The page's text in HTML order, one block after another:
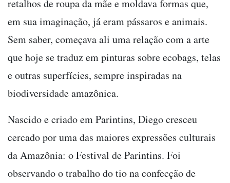
retalhos de roupa da mãe e moldava formas que,
em sua imaginação, já eram pássaros e animais.
Sem saber, começava ali uma relação com a arte
que hoje se traduz em pinturas sobre ecobags, telas
e outras superfícies, sempre inspiradas na
biodiversidade amazônica.
Nascido e criado em Parintins, Diego cresceu
cercado por uma das maiores expressões culturais
da Amazônia: o Festival de Parintins. Foi
observando o trabalho do tio na confecção de